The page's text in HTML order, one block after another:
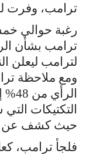
ترامب، وفرت
رغبة حوالي
ترامب بشأن
لترامب ليعلن
ومع ملاحظة
التكتيكات
حيث كشف عن
فلجأ ترامب،